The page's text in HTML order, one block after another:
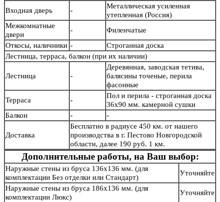
Входная дверь
-
Металлическая усиленная
утепленная (Россия)
Межкомнатные
двери
-
Филенчатые
Откосы, наличники -
Строганная доска
Лестница, терраса, балкон (при их наличии)
Лестница -
Деревянная, заводская тетива,
балясины точеные, перила
фасонные
Терраса
-
Пол и перила - строганная доска
36х90 мм. камерной сушки
Балкон
- -
Доставка
Бесплатно в радиусе 450 км. от нашего
производства в г. Пестово Новгородской
области, далее 190 руб. 1 км.
Дополнительные работы, на Ваш выбор:
Наружные стены из бруса 136х136 мм. (для
комплектации Без отделки или Стандарт)
Уточняйте
Наружные стены из бруса 186х136 мм. (для
комплектации Люкс)
Уточняйте